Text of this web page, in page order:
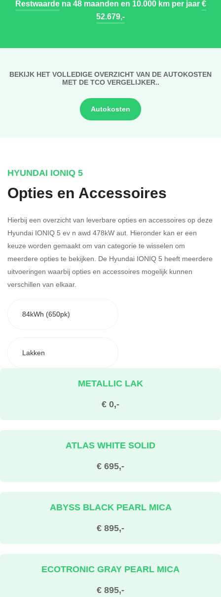
Restwaardena 48 maanden en 10.000 km per jaar€
52.679,-
BEKIJK HET VOLLEDIGE OVERZICHT VAN DE AUTOKOSTEN
MET DE TCO VERGELIJKER..
Autokosten
HYUNDAI IONIQ 5
Opties en Accessoires
Hierbij een overzicht van leverbare opties en accessoires op deze
Hyundai IONIQ 5 ev n awd 478kW aut. Hieronder kan er een
keuze worden gemaakt om van categorie te wisselen om
meerdere opties te bekijken. De Hyundai IONIQ 5 heeft meerdere
uitvoeringen waarbij opties en accessoires mogelijk kunnen
verschillen van elkaar.
84kWh (650pk)
Lakken
€ 0,-
METALLIC LAK
€ 695,-
ATLAS WHITE SOLID
€ 895,-
ABYSS BLACK PEARL MICA
€ 895,-
ECOTRONIC GRAY PEARL MICA